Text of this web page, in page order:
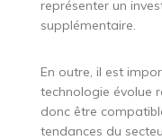
représenter un
supplémentaire.
En outre, il est
technologie évolue
donc être
tendances du